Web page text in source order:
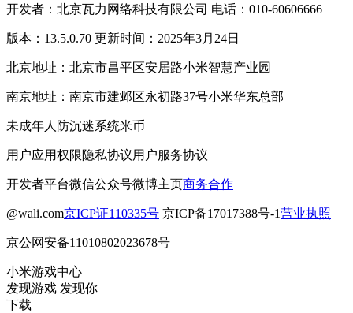
开发者：北京瓦力网络科技有限公司 电话：010-60606666
版本：13.5.0.70 更新时间：2025年3月24日
北京地址：北京市昌平区安居路小米智慧产业园
南京地址：南京市建邺区永初路37号小米华东总部
未成年人防沉迷系统米币
用户应用权限隐私协议用户服务协议
开发者平台微信公众号微博主页商务合作
@wali.com京ICP证110335号 京ICP备17017388号-1营业执照
京公网安备11010802023678号
小米游戏中心
发现游戏 发现你
下载